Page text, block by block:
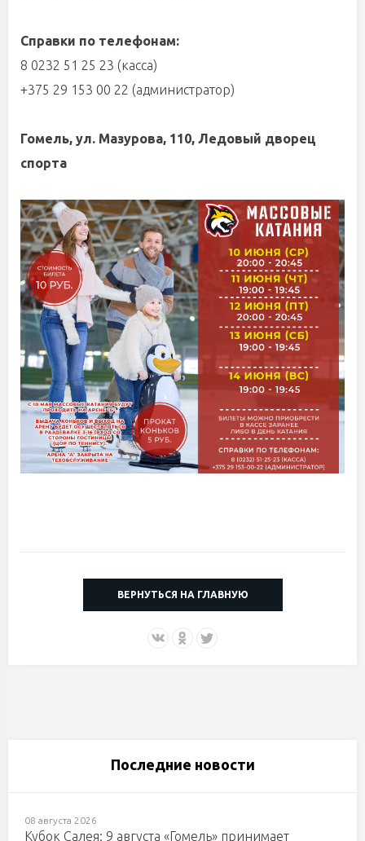
Справки по телефонам:
8 0232 51 25 23 (касса)
+375 29 153 00 22 (администратор)
Гомель, ул. Мазурова, 110, Ледовый дворец
спорта
ВЕРНУТЬСЯ НА ГЛАВНУЮ
Последние новости
08 августа 2026
Кубок Салея: 9 августа «Гомель» принимает